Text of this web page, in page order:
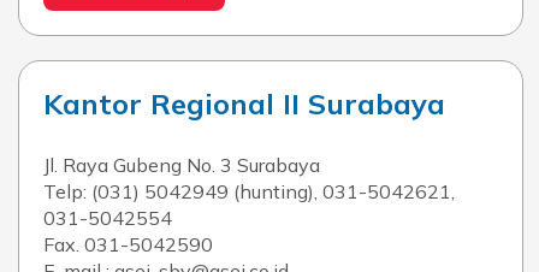
Kantor Regional II Surabaya
Jl. Raya Gubeng No. 3 Surabaya
Telp: (031) 5042949 (hunting), 031-5042621,
031-5042554
Fax. 031-5042590